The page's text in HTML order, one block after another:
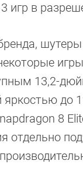
игр в
шутеры
13,2-
яркостью до
8
отдельно